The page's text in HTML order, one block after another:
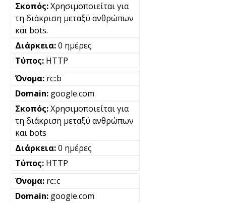
Χρησιμοποιείται για
τη διάκριση μεταξύ ανθρώπων
και bots.
0 ημέρες
HTTP
rc::b
google.com
Χρησιμοποιείται για
τη διάκριση μεταξύ ανθρώπων
και bots
0 ημέρες
HTTP
rc::c
google.com